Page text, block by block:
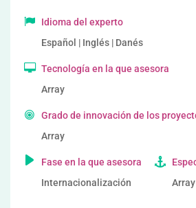
Idioma del experto
Español | Inglés | Danés
Tecnología en la que asesora
Array
Grado de innovación de los
Array
Fase en la que asesora
Internacionalización
Array